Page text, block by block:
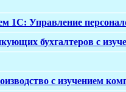
1С: Управление
бухгалтеров с
с изучением